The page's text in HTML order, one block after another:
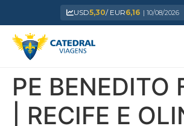
USD5,30/ EUR6,16 | 10/08/2026
PE BENEDITO
| RECIFE E